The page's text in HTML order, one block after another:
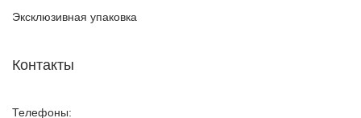
Эксклюзивная упаковка
Контакты
Телефоны: